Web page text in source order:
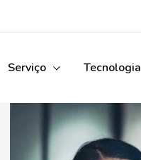
Serviço Tecnologia